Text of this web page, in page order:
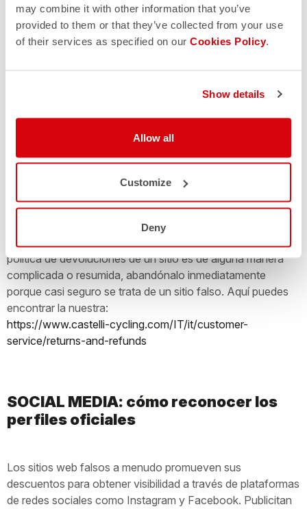
may combine it with other information that you’ve
provided to them or that they’ve collected from your use
of their services as specified on our Cookies Policy.
Show details
Allow all
Customize
Deny
imágenes y texto o la presencia de enlaces que conducen
a páginas sin contenido, muy probablemente se trata de un
sitio falso. Otro punto es la calidad de las imágenes
Google o descargadas directamente de nuestro sitio oficial.
DEVOLUCIONES
la posibilidad de pagar con métodos de pago seguros,
incluyendo tarjetas de crédito o débito o PayPal. Revisa
también la política de devoluciones y reembolsos. Si la
política de devoluciones de un sitio es de alguna manera
complicada o resumida, abandónalo inmediatamente
porque casi seguro se trata de un sitio falso. Aquí puedes
encontrar la nuestra:
https://www.castelli-cycling.com/IT/it/customer-
service/returns-and-refunds
SOCIAL MEDIA: cómo reconocer los
perfiles oficiales
Los sitios web falsos a menudo promueven sus
descuentos para obtener visibilidad a través de plataformas
de redes sociales como Instagram y Facebook. Publicitan